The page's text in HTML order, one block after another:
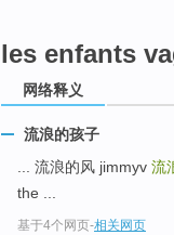
les enfants
网络释义
流浪的孩子
... 流浪的风 jimmyv 流
the ...
基于4个网页-相关网页